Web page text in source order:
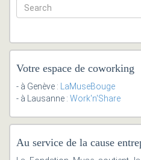
Votre espace de coworking
- à Genève : LaMuseBouge
- à Lausanne : Work'n'Share
Au service de la cause